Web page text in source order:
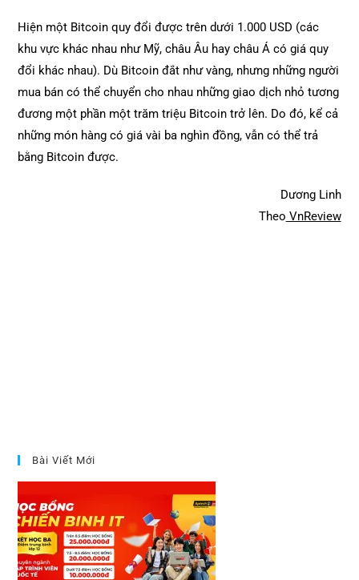
Hiện một Bitcoin quy đổi được trên dưới 1.000 USD (các
khu vực khác nhau như Mỹ, châu Âu hay châu Á có giá quy
đổi khác nhau). Dù Bitcoin đắt như vàng, nhưng những người
mua bán có thể chuyển cho nhau những giao dịch nhỏ tương
đương một phần một trăm triệu Bitcoin trở lên. Do đó, kể cả
những món hàng có giá vài ba nghìn đồng, vẫn có thể trả
bằng Bitcoin được.
Dương Linh
Theo VnReview
Bài Viết Mới